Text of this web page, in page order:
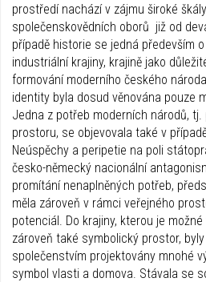
prostředí nachází v zájmu široké
společenskovědních oborů již od
případě historie se jedná především
industriální krajiny, krajině jako
formování moderního českého
identity byla dosud věnována pouze
Jedna z potřeb moderních národů,
prostoru, se objevovala také v
Neúspěchy a peripetie na poli
česko-německý nacionální
promítání nenaplněných potřeb,
měla zároveň v rámci veřejného
potenciál. Do krajiny, kterou je
zároveň také symbolický prostor,
společenstvím projektovány mnohé
symbol vlasti a domova. Stávala se